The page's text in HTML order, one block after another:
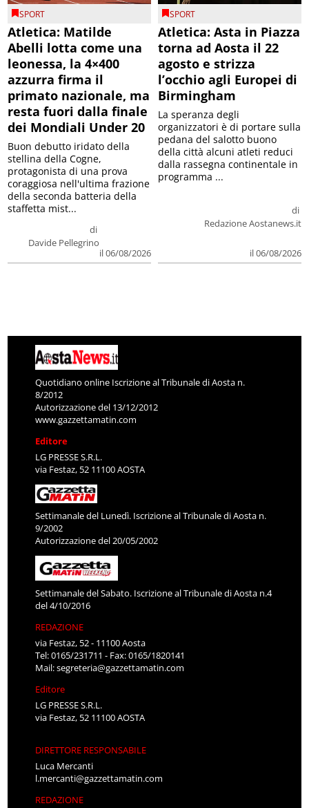
SPORT
Atletica: Matilde
Abelli lotta come una
leonessa, la 4×400
azzurra firma il
primato nazionale, ma
resta fuori dalla finale
dei Mondiali Under 20
di
Davide Pellegrino
il 06/08/2026
Buon debutto iridato della
stellina della Cogne,
protagonista di una prova
coraggiosa nell'ultima frazione
della seconda batteria della
staffetta mist...
SPORT
Atletica: Asta in Piazza
torna ad Aosta il 22
agosto e strizza
l’occhio agli Europei di
Birmingham
di
Redazione Aostanews.it
il 06/08/2026
La speranza degli
organizzatori è di portare sulla
pedana del salotto buono
della città alcuni atleti reduci
dalla rassegna continentale in
programma ...
Quotidiano online Iscrizione al Tribunale di Aosta n.
8/2012
Autorizzazione del 13/12/2012
www.gazzettamatin.com
Editore
LG PRESSE S.R.L.
via Festaz, 52 11100 AOSTA
Settimanale del Lunedì. Iscrizione al Tribunale di Aosta n.
9/2002
Autorizzazione del 20/05/2002
Settimanale del Sabato. Iscrizione al Tribunale di Aosta n.4
del 4/10/2016
REDAZIONE
via Festaz, 52 - 11100 Aosta
Tel: 0165/231711 - Fax: 0165/1820141
Mail:segreteria@gazzettamatin.com
Editore
LG PRESSE S.R.L.
via Festaz, 52 11100 AOSTA
DIRETTORE RESPONSABILE
Luca Mercanti
l.mercanti@gazzettamatin.com
REDAZIONE